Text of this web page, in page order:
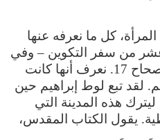
كل ما نعرفه عنها
من سفر التكوين – وفي
آيات قليلة من بشارة لوقا أصحاح 17. نعرف أنها كانت
لقد تبع لوط إبراهيم حين
هذه المدينة التي
يقول الكتاب المقدس،